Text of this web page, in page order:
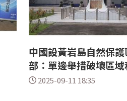
中國設黃岩島自然保護
部：單邊舉措破壞區域
2025-09-11 18:35